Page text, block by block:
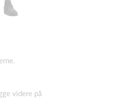
videre på